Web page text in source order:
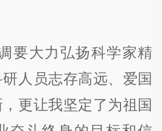
大力弘扬科学家精
人员志存高远、爱国
更让我坚定了为祖国